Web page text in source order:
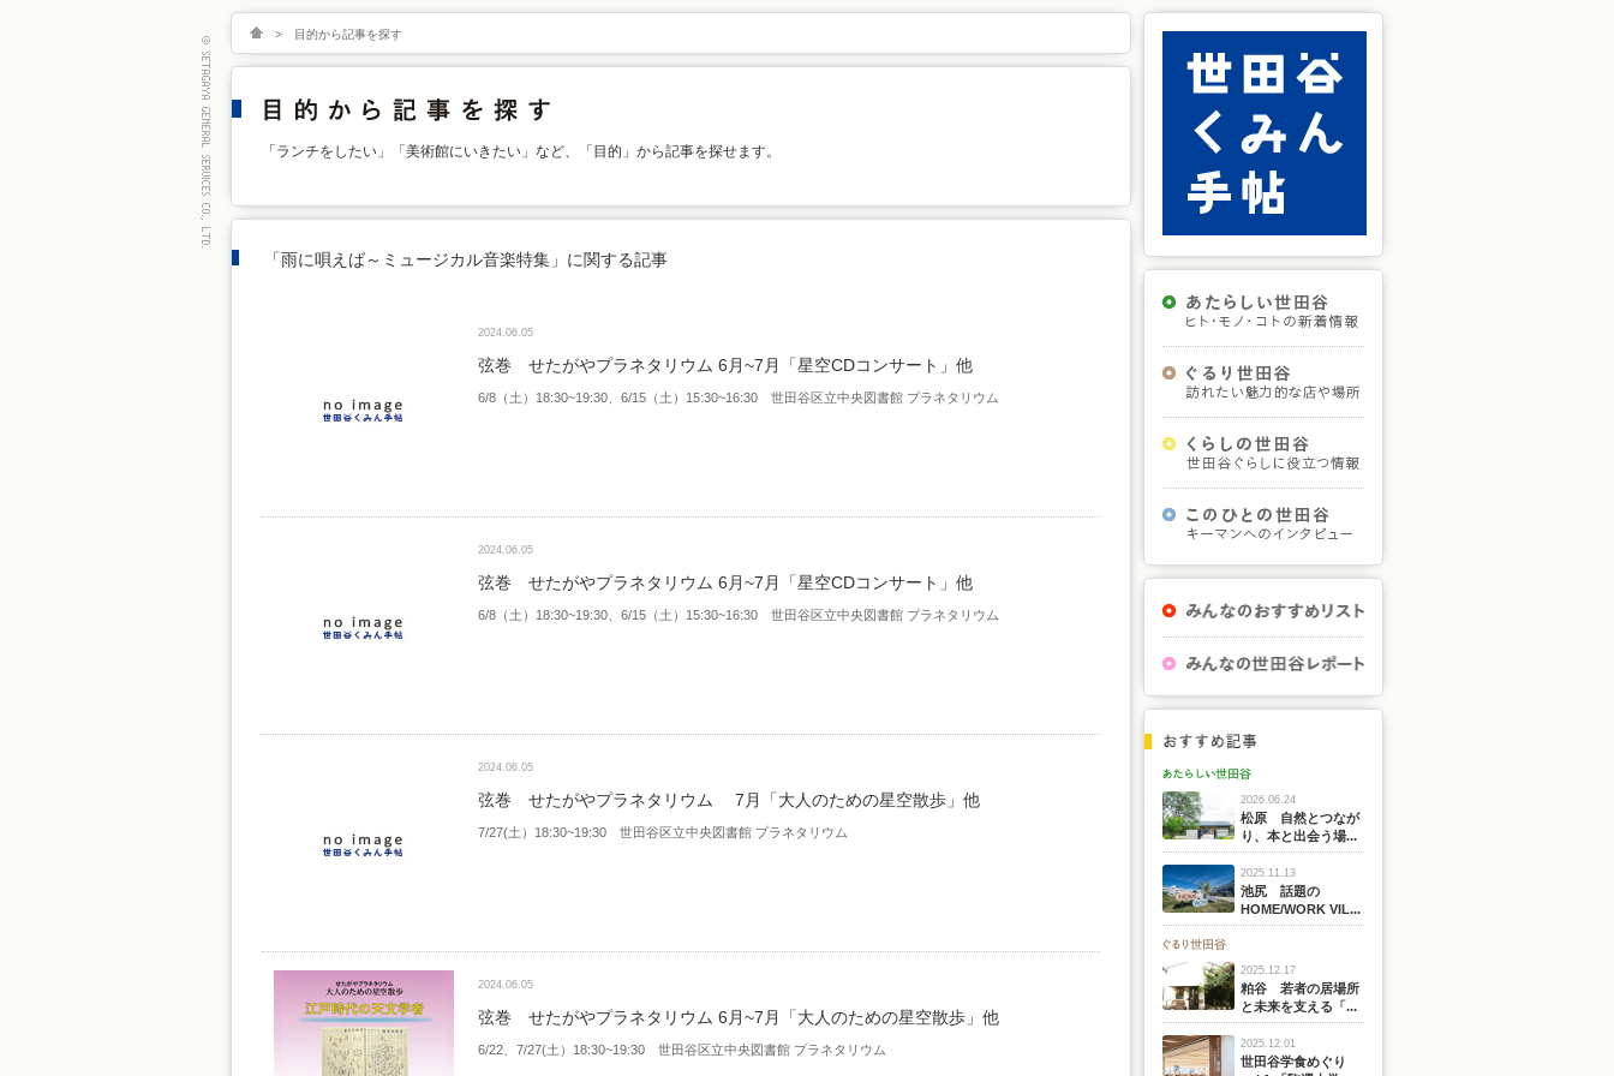
> 目的から記事を探す
「ランチをしたい」「美術館にいきたい」など、「目的」から記事を探せます。
「雨に唄えば～ミュージカル音楽特集」に関する記事
2024.06.05
弦巻 せたがやプラネタリウム 6月~7月「星空CDコンサート」他
6/8（土）18:30~19:30、6/15（土）15:30~16:30 世田谷区立中央図書館 プラネタリウム
2024.06.05
弦巻 せたがやプラネタリウム 6月~7月「星空CDコンサート」他
6/8（土）18:30~19:30、6/15（土）15:30~16:30 世田谷区立中央図書館 プラネタリウム
2024.06.05
弦巻 せたがやプラネタリウム 7月「大人のための星空散歩」他
7/27(土）18:30~19:30 世田谷区立中央図書館 プラネタリウム
2024.06.05
弦巻 せたがやプラネタリウム 6月~7月「大人のための星空散歩」他
6/22、7/27(土）18:30~19:30 世田谷区立中央図書館 プラネタリウム
2026.06.24
松原 自然とつなが
り、本と出会う場...
2025.11.13
池尻 話題の
HOME/WORK VIL...
2025.12.17
粕谷 若者の居場所
と未来を支える「...
2025.12.01
世田谷学食めぐり